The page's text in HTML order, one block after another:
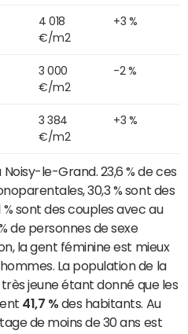
4 018
€/m2
+3 %
3 000
€/m2
-2 %
3 384
€/m2
+3 %
le-Grand. 23,6 % de ces
30,3 % sont des
sont des couples avec au
de personnes de sexe
la gent féminine est mieux
La population de la
jeune étant donné que les
41,7 % des habitants. Au
de moins de 30 ans est